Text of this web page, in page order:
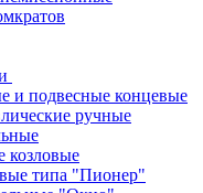
и подвесные концевые
ручные
козловые
типа "Пионер"